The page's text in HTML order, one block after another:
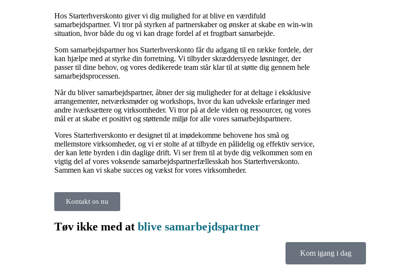
Hos Starterhverskonto giver vi dig mulighed for at blive en værdifuld
samarbejdspartner. Vi tror på styrken af partnerskaber og ønsker at skabe en win-win
situation, hvor både du og vi kan drage fordel af et frugtbart samarbejde.
Som samarbejdspartner hos Starterhverskonto får du adgang til en række fordele, der
kan hjælpe med at styrke din forretning. Vi tilbyder skræddersyede løsninger, der
passer til dine behov, og vores dedikerede team står klar til at støtte dig gennem hele
samarbejdsprocessen.
Når du bliver samarbejdspartner, åbner der sig muligheder for at deltage i eksklusive
arrangementer, netværksmøder og workshops, hvor du kan udveksle erfaringer med
andre iværksættere og virksomheder. Vi tror på at dele viden og ressourcer, og vores
mål er at skabe et positivt og støttende miljø for alle vores samarbejdspartnere.
Vores Starterhverskonto er designet til at imødekomme behovene hos små og
mellemstore virksomheder, og vi er stolte af at tilbyde en pålidelig og effektiv service,
der kan lette byrden i din daglige drift. Vi ser frem til at byde dig velkommen som en
vigtig del af vores voksende samarbejdspartnerfællesskab hos Starterhverskonto.
Sammen kan vi skabe succes og vækst for vores virksomheder.
Kontakt os nu
Tøv ikke med at blive samarbejdspartner
Kom igang i dag